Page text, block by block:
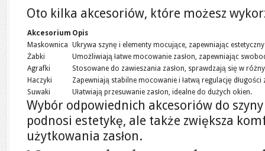
Oto kilka akcesoriów, które możesz
Akcesorium Opis
Maskownica Ukrywa szynę i elementy mocujące, zapewniając
Żabki
Umożliwiają łatwe mocowanie zasłon, zapewniając
Agrafki
Stosowane do zawieszania zasłon, sprawdzają się w
Haczyki
Zapewniają stabilne mocowanie i łatwą regulację długości
Suwaki
Ułatwiają przesuwanie zasłon, idealne do dużych okien.
Wybór odpowiednich akcesoriów do
podnosi estetykę, ale także zwiększa
użytkowania zasłon.